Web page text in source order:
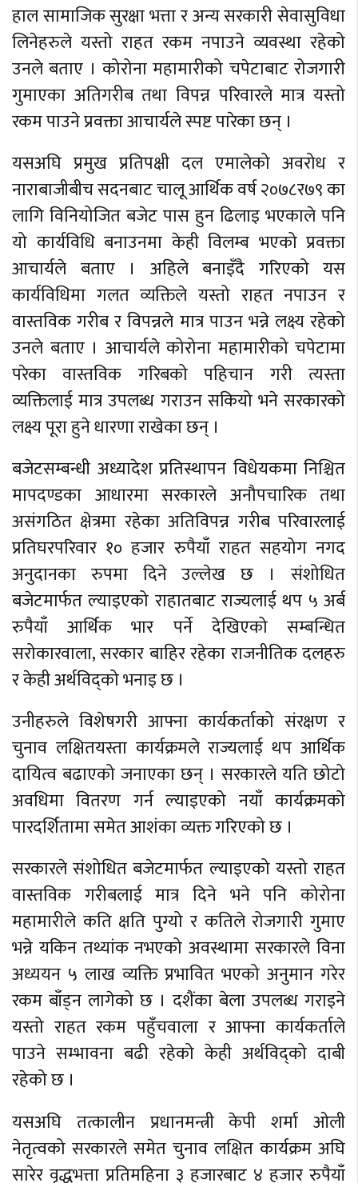
हाल सामाजिक सुरक्षा भत्ता र अन्य सरकारी सेवासुविधा
लिनेहरुले यस्तो राहत रकम नपाउने व्यवस्था रहेको
उनले बताए । कोरोना महामारीको चपेटाबाट रोजगारी
गुमाएका अतिगरीब तथा विपन्न परिवारले मात्र यस्तो
रकम पाउने प्रवक्ता आचार्यले स्पष्ट पारेका छन् ।
यसअघि प्रमुख प्रतिपक्षी दल एमालेको अवरोध र
नाराबाजीबीच सदनबाट चालू आर्थिक वर्ष २०७८र७९ का
लागि विनियोजित बजेट पास हुन ढिलाइ भएकाले पनि
यो कार्यविधि बनाउनमा केही विलम्ब भएको प्रवक्ता
आचार्यले बताए । अहिले बनाइँदै गरिएको यस
कार्यविधिमा गलत व्यक्तिले यस्तो राहत नपाउन र
वास्तविक गरीब र विपन्नले मात्र पाउन भन्ने लक्ष्य रहेको
उनले बताए । आचार्यले कोरोना महामारीको चपेटामा
परेका वास्तविक गरिबको पहिचान गरी त्यस्ता
व्यक्तिलाई मात्र उपलब्ध गराउन सकियो भने सरकारको
लक्ष्य पूरा हुने धारणा राखेका छन् ।
बजेटसम्बन्धी अध्यादेश प्रतिस्थापन विधेयकमा निश्चित
मापदण्डका आधारमा सरकारले अनौपचारिक तथा
असंगठित क्षेत्रमा रहेका अतिविपन्न गरीब परिवारलाई
प्रतिघरपरिवार १० हजार रुपैयाँ राहत सहयोग नगद
अनुदानका रुपमा दिने उल्लेख छ । संशोधित
बजेटमार्फत ल्याइएको राहातबाट राज्यलाई थप ५ अर्ब
रुपैयाँ आर्थिक भार पर्ने देखिएको सम्बन्धित
सरोकारवाला, सरकार बाहिर रहेका राजनीतिक दलहरु
र केही अर्थविद्को भनाइ छ ।
उनीहरुले विशेषगरी आफ्ना कार्यकर्ताको संरक्षण र
चुनाव लक्षितयस्ता कार्यक्रमले राज्यलाई थप आर्थिक
दायित्व बढाएको जनाएका छन् । सरकारले यति छोटो
अवधिमा वितरण गर्न ल्याइएको नयाँ कार्यक्रमको
पारदर्शितामा समेत आशंका व्यक्त गरिएको छ ।
सरकारले संशोधित बजेटमार्फत ल्याइएको यस्तो राहत
वास्तविक गरीबलाई मात्र दिने भने पनि कोरोना
महामारीले कति क्षति पुग्यो र कतिले रोजगारी गुमाए
भन्ने यकिन तथ्यांक नभएको अवस्थामा सरकारले विना
अध्ययन ५ लाख व्यक्ति प्रभावित भएको अनुमान गरेर
रकम बाँड्न लागेको छ । दशैंका बेला उपलब्ध गराइने
यस्तो राहत रकम पहुँचवाला र आफ्ना कार्यकर्ताले
पाउने सम्भावना बढी रहेको केही अर्थविद्को दाबी
रहेको छ ।
यसअघि तत्कालीन प्रधानमन्त्री केपी शर्मा ओली
नेतृत्वको सरकारले समेत चुनाव लक्षित कार्यक्रम अघि
सारेर वृद्धभत्ता प्रतिमहिना ३ हजारबाट ४ हजार रुपैयाँ